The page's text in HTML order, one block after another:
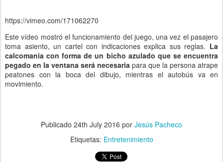
https://vimeo.com/171062270
Este vídeo mostró el funcionamiento del juego, una vez el pasajero
toma asiento, un cartel con indicaciones explica sus reglas. La
calcomania con forma de un bicho azulado que se encuentra
pegado en la ventana será necesaria para que la persona atrape
peatones con la boca del dibujo, mientras el autobús va en
movimiento.
Publicado 24th July 2016 por Jesús Pacheco
Etiquetas: Entretenimiento